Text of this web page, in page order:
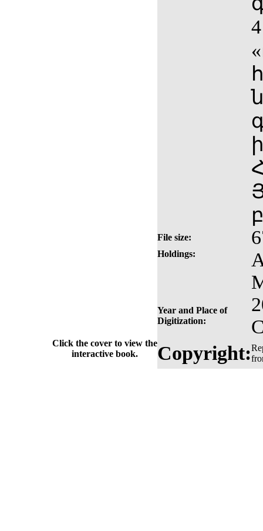
File size:
Holdings:
Year and Place of
Digitization:
Click the cover to view the
interactive book.
Copyright: